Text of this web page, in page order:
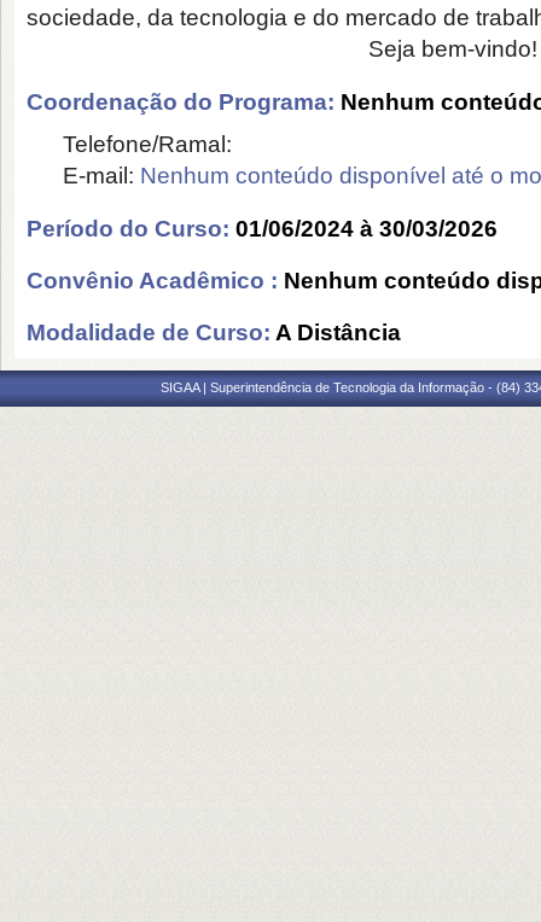
sociedade, da tecnologia e do mercado de
Seja bem-vindo!
Coordenação do Programa: Nenhum
Telefone/Ramal:
E-mail: Nenhum conteúdo disponível até o
Período do Curso: 01/06/2024 à 30/03/2026
Convênio Acadêmico : Nenhum conteúdo
Modalidade de Curso: A Distância
SIGAA | Superintendência de Tecnologia da Informação - (84)